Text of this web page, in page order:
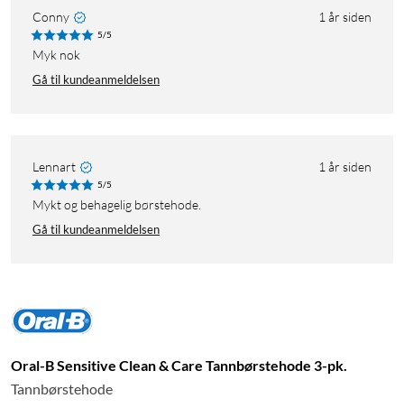
Conny 1 år siden
5/5
myk nok
Gå til kundeanmeldelsen
Lennart 1 år siden
5/5
Mykt og behagelig børstehode.
Gå til kundeanmeldelsen
Oral-B Sensitive Clean & Care Tannbørstehode 3-pk.
Tannbørstehode